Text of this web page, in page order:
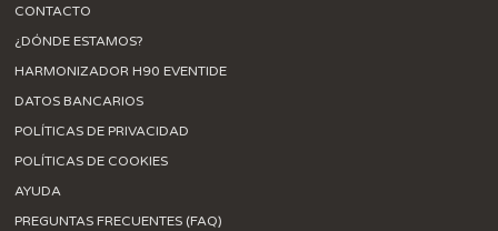
CONTACTO
¿DÓNDE ESTAMOS?
HARMONIZADOR H90 EVENTIDE
DATOS BANCARIOS
POLÍTICAS DE PRIVACIDAD
POLÍTICAS DE COOKIES
AYUDA
PREGUNTAS FRECUENTES (FAQ)